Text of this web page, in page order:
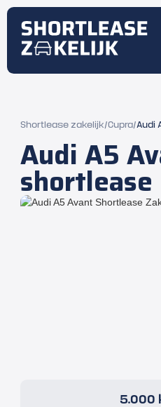
Shortlease zakelijk/Cupra/Audi
Audi A5
shortlease